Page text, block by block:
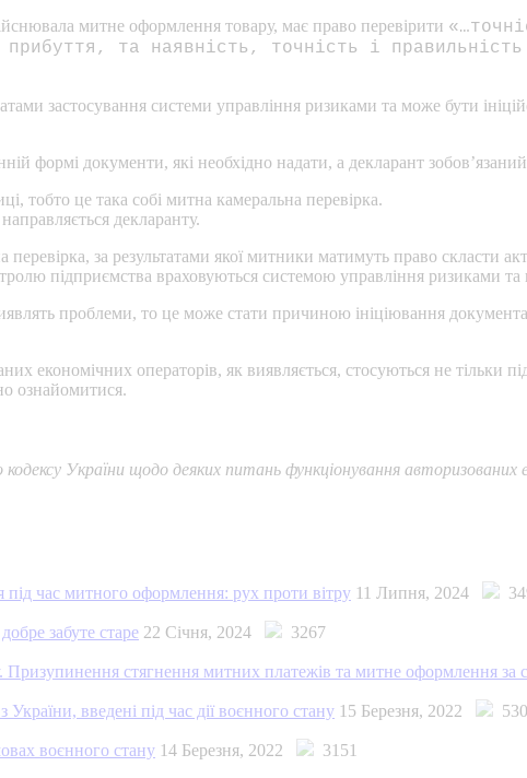
митне оформлення товару, має право перевірити
прибуття, та наявність, точність і
застосування системи управління ризиками та може бути
формі документи, які необхідно надати, а декларант
тобто це така собі митна камеральна перевірка.
декларанту.
за результатами якої митники матимуть право скласти
підприємства враховуються системою управління ризиками
проблеми, то це може стати причиною ініціювання
економічних операторів, як виявляється, стосуються не тільки
ознайомитися.
України щодо деяких питань функціонування
час митного оформлення: рух проти вітру 11 Липня, 2024
забуте старе 22 Січня, 2024 3267
Призупинення стягнення митних платежів та митне оформлення
введені під час дії воєнного стану 15 Березня, 2022
воєнного стану 14 Березня, 2022 3151